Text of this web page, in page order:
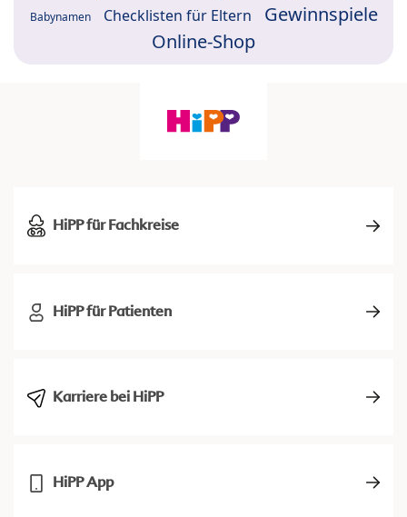
Babynamen Checklisten für Eltern
Gewinnspiele
Online-Shop
HiPP für Fachkreise
HiPP für Patienten
Karriere bei HiPP
HiPP App